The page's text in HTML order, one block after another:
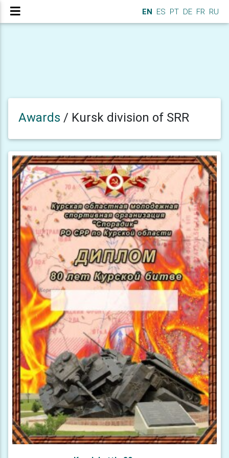
EN ES PT DE FR RU
Awards / Kursk division of SRR